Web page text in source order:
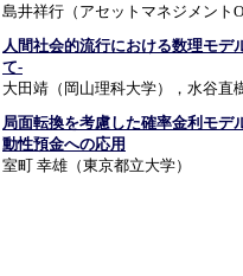
島井祥行（アセットマネジメント
人間社会的流行における数理モデ
て-
大田靖（岡山理科大学），水谷直
局面転換を考慮した確率金利モデ
動性預金への応用
室町 幸雄（東京都立大学）